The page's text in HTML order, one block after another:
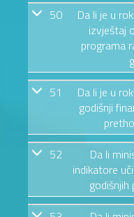
50
Da li je u
izvještaj
programa
51
Da li je u
godišnji
52
Da li
indikatore
godišnjih